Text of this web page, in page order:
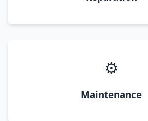
⚙️
Maintenance